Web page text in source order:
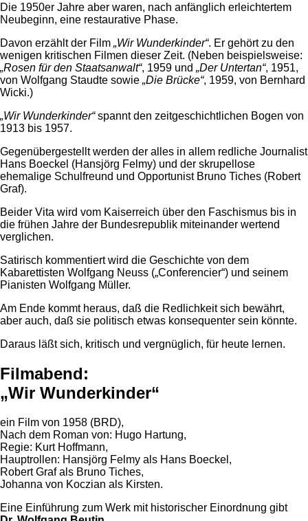
Die 1950er Jahre aber waren, nach anfänglich erleichtertem
Neubeginn, eine restaurative Phase.
Davon erzählt der Film „Wir Wunderkinder“. Er gehört zu den
wenigen kritischen Filmen dieser Zeit. (Neben beispielsweise:
„Rosen für den Staatsanwalt“, 1959 und „Der Untertan“, 1951,
von Wolfgang Staudte sowie „Die Brücke“, 1959, von Bernhard
Wicki.)
„Wir Wunderkinder“spannt den zeitgeschichtlichen Bogen von
1913 bis 1957.
Gegenübergestellt werden der alles in allem redliche Journalist
Hans Boeckel (Hansjörg Felmy) und der skrupellose
ehemalige Schulfreund und Opportunist Bruno Tiches (Robert
Graf).
Beider Vita wird vom Kaiserreich über den Faschismus bis in
die frühen Jahre der Bundesrepublik miteinander wertend
verglichen.
Satirisch kommentiert wird die Geschichte von dem
Kabarettisten Wolfgang Neuss („Conferencier“) und seinem
Pianisten Wolfgang Müller.
Am Ende kommt heraus, daß die Redlichkeit sich bewährt,
aber auch, daß sie politisch etwas konsequenter sein könnte.
Daraus läßt sich, kritisch und vergnüglich, für heute lernen.
Filmabend:
„Wir Wunderkinder“
ein Film von 1958 (BRD),
Nach dem Roman von: Hugo Hartung,
Regie: Kurt Hoffmann,
Hauptrollen: Hansjörg Felmy als Hans Boeckel,
Robert Graf als Bruno Tiches,
Johanna von Koczian als Kirsten.
Eine Einführung zum Werk mit historischer Einordnung gibt